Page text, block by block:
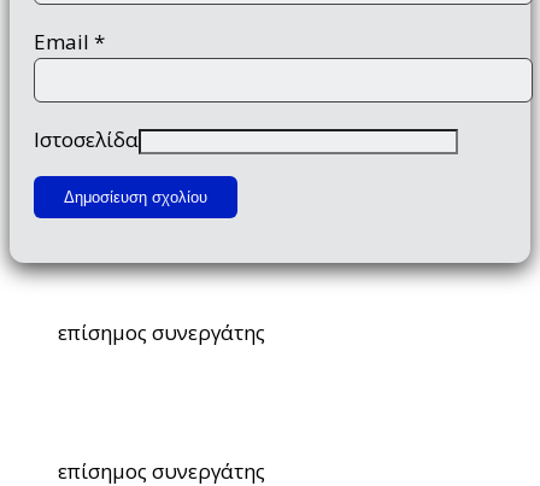
Email *
Ιστοσελίδα
επίσημος συνεργάτης
επίσημος συνεργάτης